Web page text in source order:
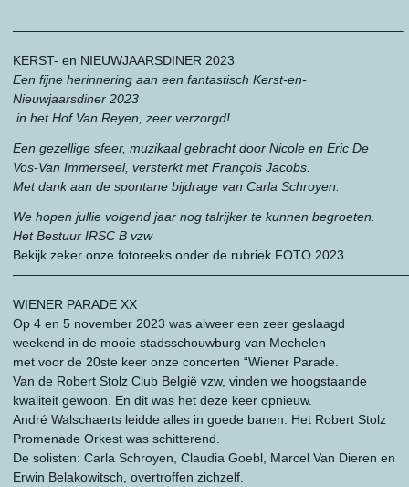
——————————————————————————————–
KERST- en NIEUWJAARSDINER 2023
Een fijne herinnering aan een fantastisch Kerst-en-
Nieuwjaarsdiner 2023
in het Hof Van Reyen, zeer verzorgd!
Een gezellige sfeer, muzikaal gebracht door Nicole en Eric De
Vos-Van Immerseel, versterkt met François Jacobs.
Met dank aan de spontane bijdrage van Carla Schroyen.
We hopen jullie volgend jaar nog talrijker te kunnen begroeten.
Het Bestuur IRSC B vzw
Bekijk zeker onze fotoreeks onder de rubriek FOTO 2023
WIENER PARADE XX
Op 4 en 5 november 2023 was alweer een zeer geslaagd
weekend in de mooie stadsschouwburg van Mechelen
met voor de 20ste keer onze concerten “Wiener Parade.
Van de Robert Stolz Club België vzw, vinden we hoogstaande
kwaliteit gewoon. En dit was het deze keer opnieuw.
André Walschaerts leidde alles in goede banen. Het Robert Stolz
Promenade Orkest was schitterend.
De solisten: Carla Schroyen, Claudia Goebl, Marcel Van Dieren en
Erwin Belakowitsch, overtroffen zichzelf.